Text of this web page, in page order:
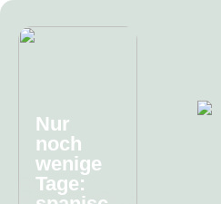
Nur
noch
wenige
Tage: